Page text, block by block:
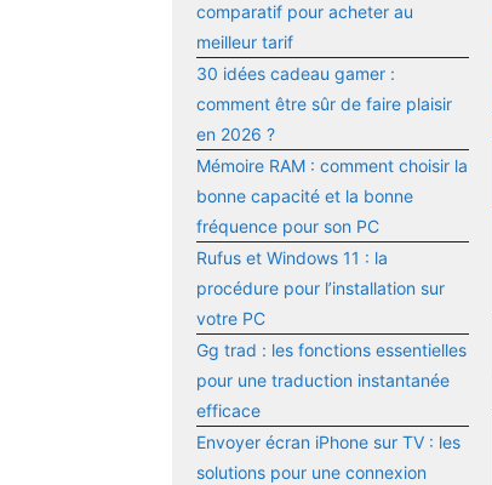
comparatif pour acheter au
meilleur tarif
30 idées cadeau gamer :
comment être sûr de faire plaisir
en 2026 ?
Mémoire RAM : comment choisir la
bonne capacité et la bonne
fréquence pour son PC
Rufus et Windows 11 : la
procédure pour l’installation sur
votre PC
Gg trad : les fonctions essentielles
pour une traduction instantanée
efficace
Envoyer écran iPhone sur TV : les
solutions pour une connexion